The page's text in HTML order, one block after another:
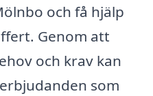
och få hjälp
Genom att
och krav kan
som